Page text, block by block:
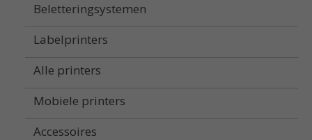
Beletteringsystemen
Labelprinters
Alle printers
Mobiele printers
Accessoires